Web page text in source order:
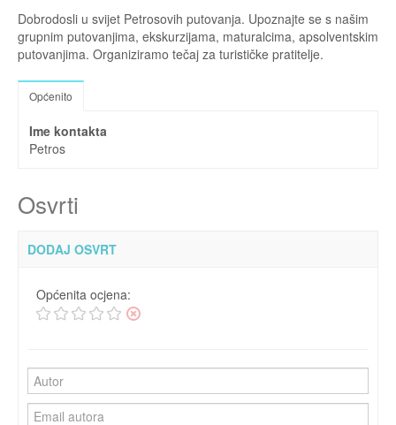
Dobrodosli u svijet Petrosovih putovanja. Upoznajte se s našim
grupnim putovanjima, ekskurzijama, maturalcima, apsolventskim
putovanjima. Organiziramo tečaj za turističke pratitelje.
Općenito
Ime kontakta
Petros
Osvrti
DODAJ OSVRT
Općenita ocjena: